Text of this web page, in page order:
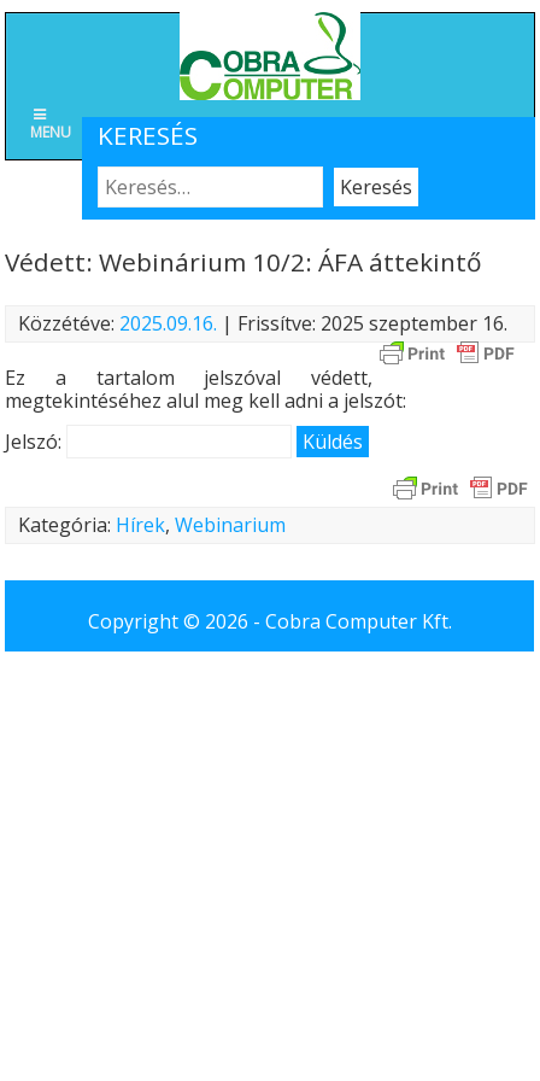
KERESÉS
MENU
Védett: Webinárium 10/2: ÁFA áttekintő
Közzétéve: 2025.09.16. | Frissítve: 2025 szeptember 16.
Ez a tartalom jelszóval védett,
megtekintéséhez alul meg kell adni a jelszót:
Jelszó:
Kategória: Hírek,Webinarium
Copyright © 2026 - Cobra Computer Kft.